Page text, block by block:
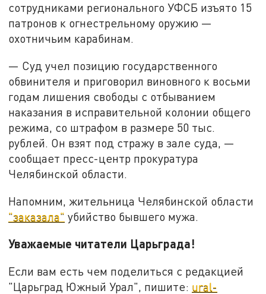
сотрудниками регионального УФСБ изъято 15
патронов к огнестрельному оружию —
охотничьим карабинам.
— Суд учел позицию государственного
обвинителя и приговорил виновного к восьми
годам лишения свободы с отбыванием
наказания в исправительной колонии общего
режима, со штрафом в размере 50 тыс.
рублей. Он взят под стражу в зале суда, —
сообщает пресс-центр прокуратура
Челябинской области.
Напомним, жительница Челябинской области
"заказала" убийство бывшего мужа.
Уважаемые читатели Царьграда!
Если вам есть чем поделиться с редакцией
"Царьград Южный Урал", пишите: ural-